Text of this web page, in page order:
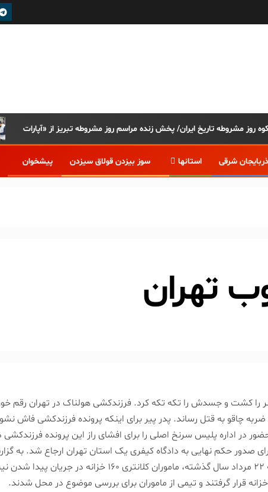
شرقی استانها سوز بیزدن قولاق سیزدن پیشخوان
تهران
را کشت و جسدش را تکه تکه کرد. فرزندکشی هولناک در تهران رقم
چاقو به قتل رساند. پدر پیر برای اینکه پرونده فرزندکشی فاش
در اداره پلیس سرنخ اصلی را برای افشای راز این پرونده فرزندکشی
صدور حکم نهایی به دادگاه کیفری یک استان تهران ارجاع شد. به
ساعت ۱۱ صبح چهارشنبه ۲۲ مرداد سال گذشته، ماموران کلانتری
قرار گرفتند و تیمی از ماموران برای بررسی موضوع در محل شدند.